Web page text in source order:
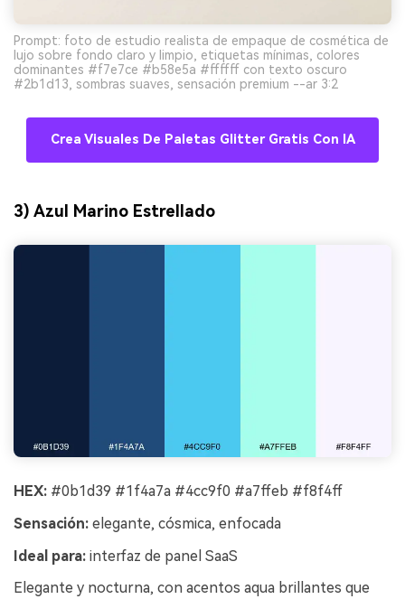
Prompt: foto de estudio realista de empaque de cosmética de
lujo sobre fondo claro y limpio, etiquetas mínimas, colores
dominantes #f7e7ce #b58e5a #ffffff con texto oscuro
#2b1d13, sombras suaves, sensación premium --ar 3:2
Crea Visuales De Paletas Glitter Gratis Con IA
3) Azul Marino Estrellado
HEX: #0b1d39 #1f4a7a #4cc9f0 #a7ffeb #f8f4ff
Sensación: elegante, cósmica, enfocada
Ideal para: interfaz de panel SaaS
Elegante y nocturna, con acentos aqua brillantes que